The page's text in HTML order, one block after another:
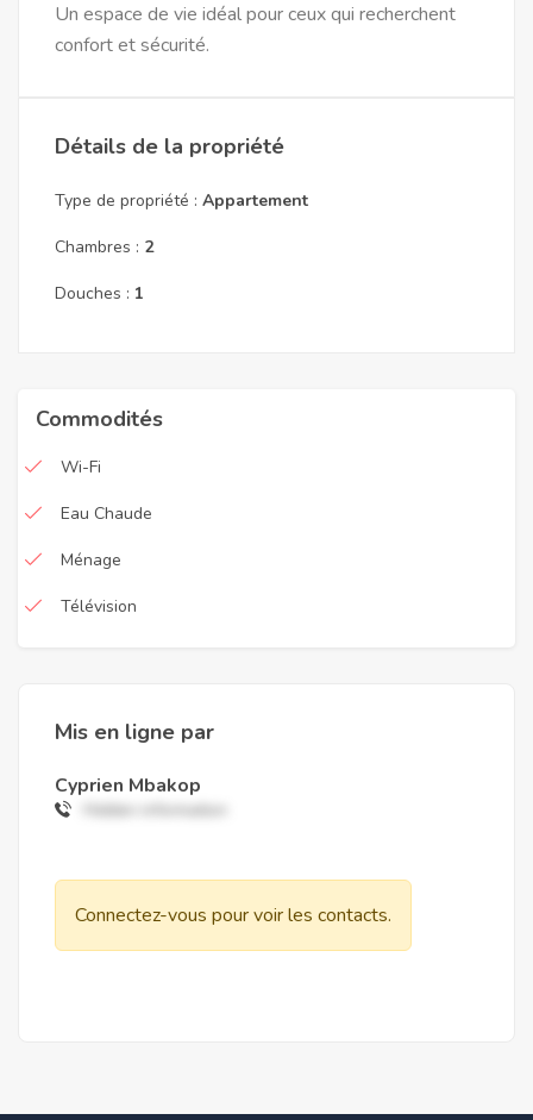
Un espace de vie idéal pour ceux qui recherchent
confort et sécurité.
Détails de la propriété
Type de propriété : Appartement
Chambres : 2
Douches : 1
Commodités
Wi-Fi
Eau Chaude
Ménage
Télévision
Mis en ligne par
Cyprien Mbakop
Connectez-vous pour voir les contacts.